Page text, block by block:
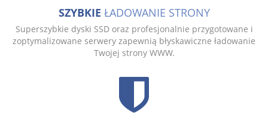
SZYBKIE ŁADOWANIE STRONY
Superszybkie dyski SSD oraz profesjonalnie przygotowane i
zoptymalizowane serwery zapewnią błyskawiczne ładowanie
Twojej strony WWW.